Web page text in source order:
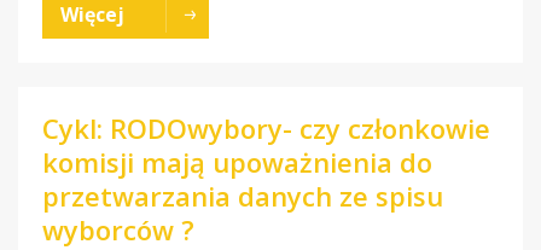
Więcej
Cykl: RODOwybory- czy członkowie
komisji mają upoważnienia do
przetwarzania danych ze spisu
wyborców ?